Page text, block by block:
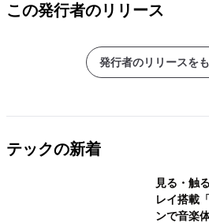
この発行者のリリース
発行者のリリースを
テックの新着
見る・触
レイ搭載
ンで音楽